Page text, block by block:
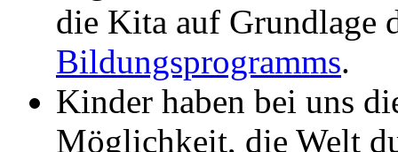
die Kita auf Grundlage
Bildungsprogramms.
Kinder haben bei uns
Möglichkeit, die Welt